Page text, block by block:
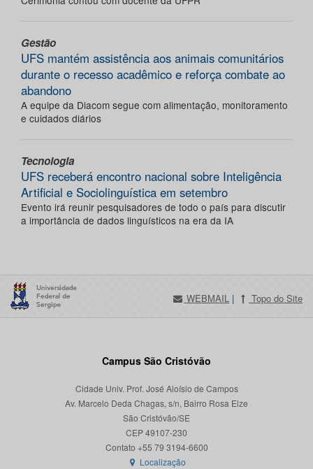
Gestão
UFS mantém assistência aos animais comunitários
durante o recesso acadêmico e reforça combate ao
abandono
A equipe da Diacom segue com alimentação, monitoramento
e cuidados diários
Tecnologia
UFS receberá encontro nacional sobre Inteligência
Artificial e Sociolinguística em setembro
Evento irá reunir pesquisadores de todo o país para discutir
a importância de dados linguísticos na era da IA
WEBMAIL | Topo do Site
Campus São Cristóvão
Cidade Univ. Prof. José Aloísio de Campos
Av. Marcelo Deda Chagas, s/n, Bairro Rosa Elze
São Cristóvão/SE
CEP 49107-230
Localização